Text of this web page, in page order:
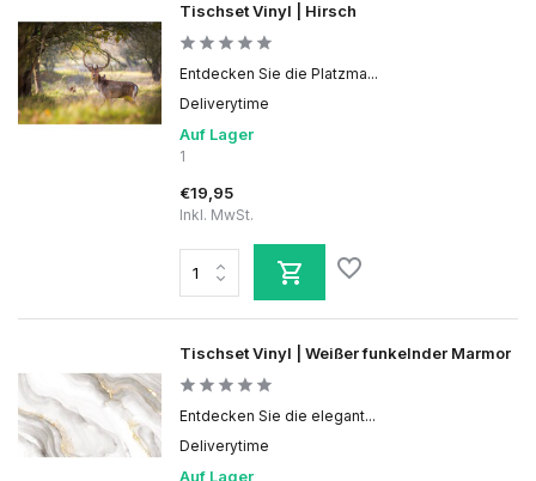
Tischset Vinyl | Hirsch
Entdecken Sie die Platzma...
Deliverytime
Auf Lager
1
€19,95
Inkl. MwSt.
Tischset Vinyl | Weißer funkelnder Marmor
Entdecken Sie die elegant...
Deliverytime
Auf Lager